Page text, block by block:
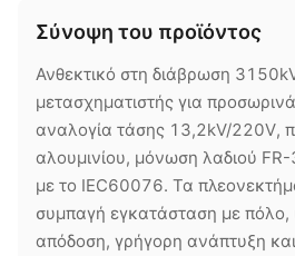
Σύνοψη του προϊόντος
Ανθεκτικό στη διάβρωση
μετασχηματιστής για
αναλογία τάσης 13,2kV/220V,
αλουμινίου, μόνωση λαδιού
με το IEC60076. Τα
συμπαγή εγκατάσταση με πόλο,
απόδοση, γρήγορη ανάπτυξη